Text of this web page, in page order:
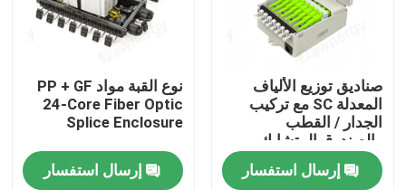
معلومات عنا
جولة في المعمل
مراقبة الجودة
صناديق توزيع الألياف
المعدلة SC مع تركيب
الجدار / القطب
والصندوق المتشابك
إرسال استفسار
نوع القبة مواد PP + GF
24-Core Fiber Optic
Splice Enclosure
إرسال استفسار